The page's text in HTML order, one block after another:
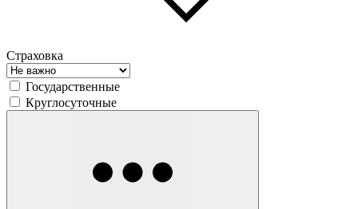
Страховка
Государственные
Круглосуточные